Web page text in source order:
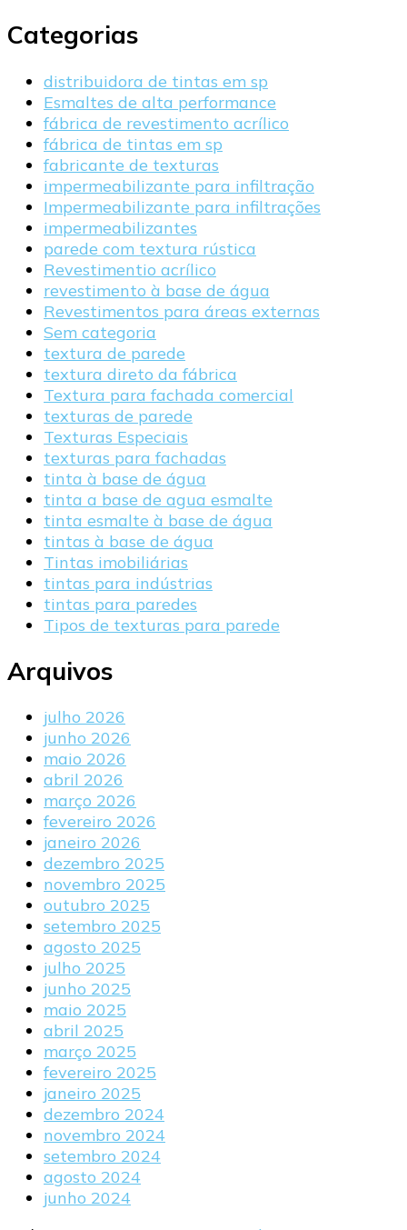
Categorias
distribuidora de tintas em sp
Esmaltes de alta performance
fábrica de revestimento acrílico
fábrica de tintas em sp
fabricante de texturas
impermeabilizante para infiltração
Impermeabilizante para infiltrações
impermeabilizantes
parede com textura rústica
Revestimentio acrílico
revestimento à base de água
Revestimentos para áreas externas
Sem categoria
textura de parede
textura direto da fábrica
Textura para fachada comercial
texturas de parede
Texturas Especiais
texturas para fachadas
tinta à base de água
tinta a base de agua esmalte
tinta esmalte à base de água
tintas à base de água
Tintas imobiliárias
tintas para indústrias
tintas para paredes
Tipos de texturas para parede
Arquivos
julho 2026
junho 2026
maio 2026
abril 2026
março 2026
fevereiro 2026
janeiro 2026
dezembro 2025
novembro 2025
outubro 2025
setembro 2025
agosto 2025
julho 2025
junho 2025
maio 2025
abril 2025
março 2025
fevereiro 2025
janeiro 2025
dezembro 2024
novembro 2024
setembro 2024
agosto 2024
junho 2024